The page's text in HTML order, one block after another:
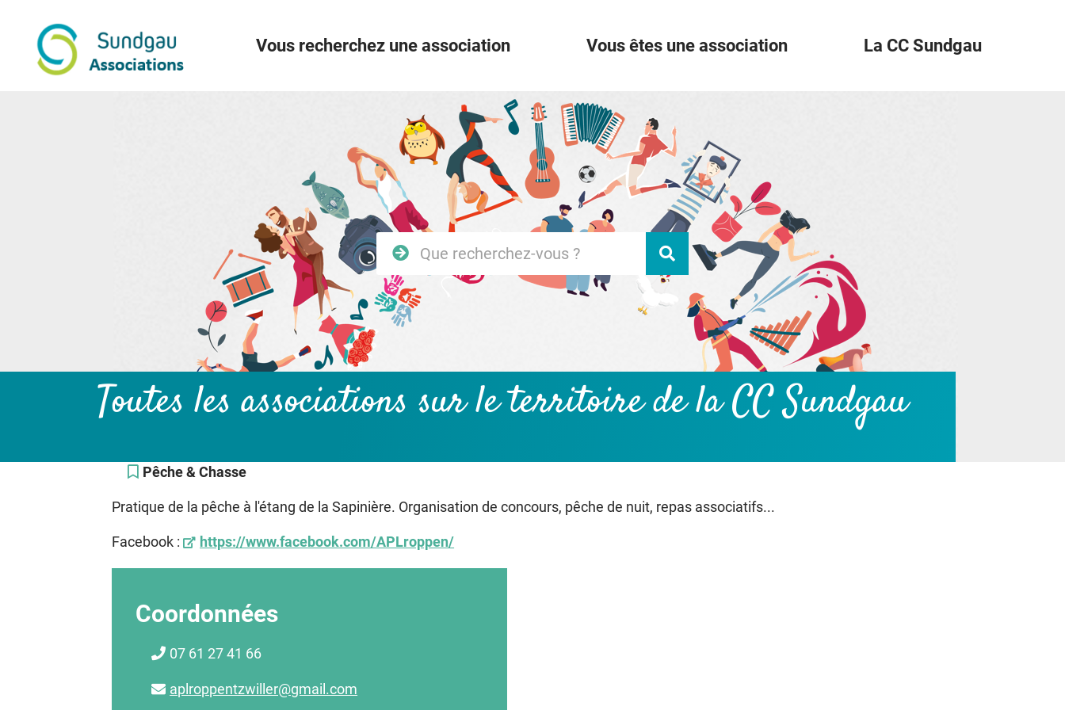
Vous recherchez une association Vous êtes une association La CC Sundgau
Rechercher
sur
le
site
Valider
Toutes les associations sur le territoire de la CC Sundgau
Pêche & Chasse
Pratique de la pêche à l'étang de la Sapinière. Organisation de concours, pêche de nuit, repas associatifs...
Facebook : https://www.facebook.com/APLroppen/
Coordonnées
07 61 27 41 66
aplroppentzwiller@gmail.com